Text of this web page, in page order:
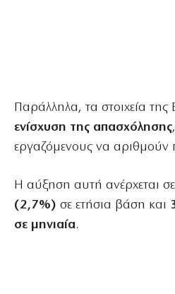
Παράλληλα, τα στοιχεία της
ενίσχυση της απασχόλησης
εργαζόμενους να αριθμούν
Η αύξηση αυτή ανέρχεται σε
(2,7%) σε ετήσια βάση και
σε μηνιαία.